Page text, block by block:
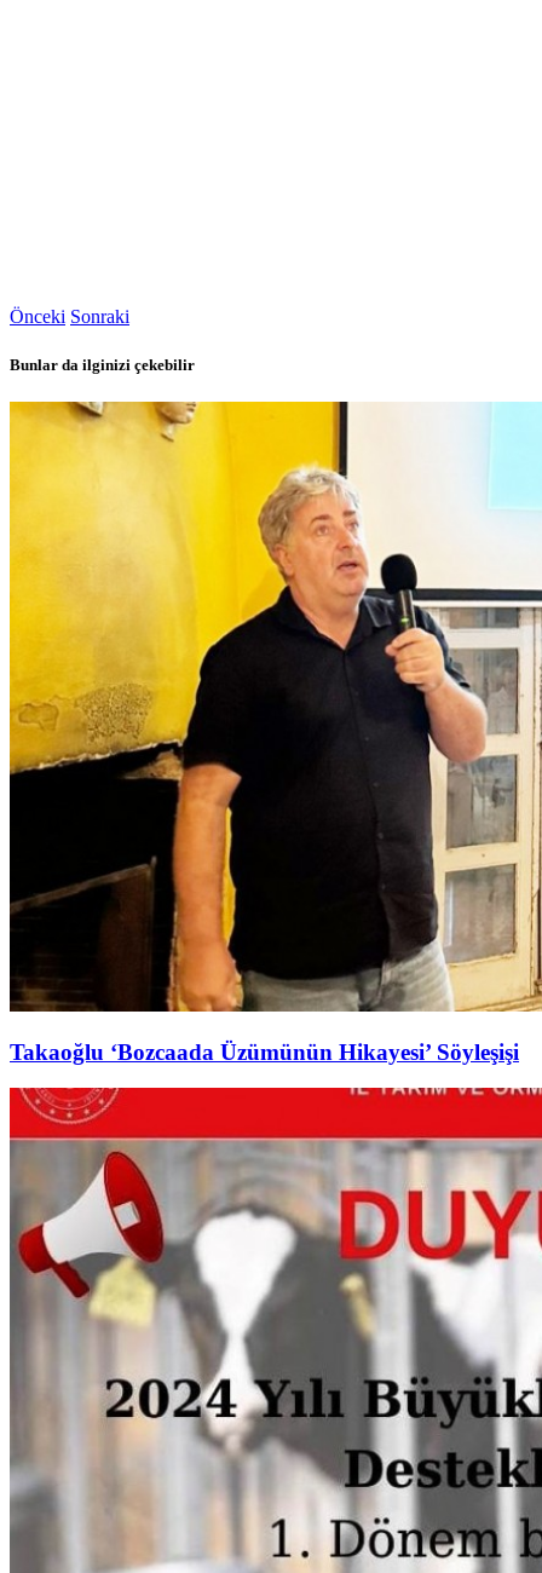
Önceki Sonraki
Bunlar da ilginizi çekebilir
Takaoğlu ‘Bozcaada Üzümünün Hikayesi’ Söyleşişi